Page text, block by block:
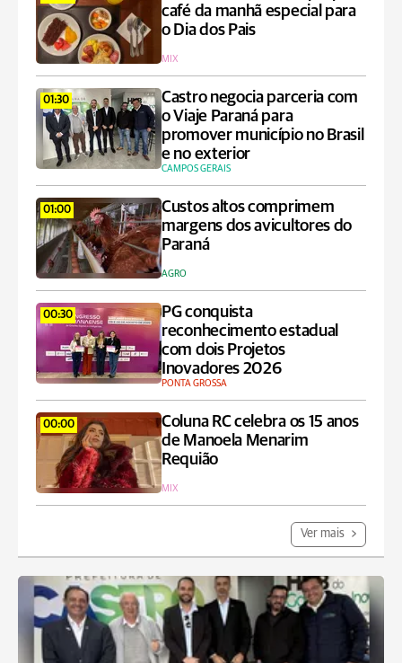
café da manhã especial para
o Dia dos Pais
MIX
01:30
Castro negocia parceria com
o Viaje Paraná para
promover município no Brasil
e no exterior
CAMPOS GERAIS
01:00
Custos altos comprimem
margens dos avicultores do
Paraná
AGRO
00:30
PG conquista
reconhecimento estadual
com dois Projetos
Inovadores 2026
PONTA GROSSA
00:00
Coluna RC celebra os 15 anos
de Manoela Menarim
Requião
MIX
Ver mais